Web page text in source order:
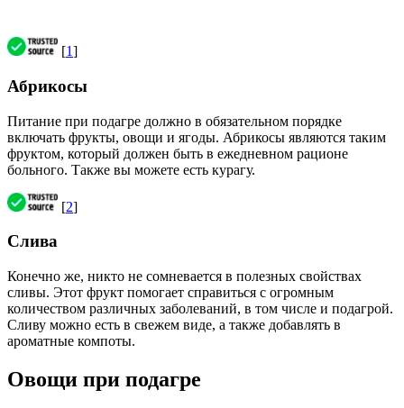
[1]
Абрикосы
Питание при подагре должно в обязательном порядке
включать фрукты, овощи и ягоды. Абрикосы являются таким
фруктом, который должен быть в ежедневном рационе
больного. Также вы можете есть курагу.
[2]
Слива
Конечно же, никто не сомневается в полезных свойствах
сливы. Этот фрукт помогает справиться с огромным
количеством различных заболеваний, в том числе и подагрой.
Сливу можно есть в свежем виде, а также добавлять в
ароматные компоты.
Овощи при подагре